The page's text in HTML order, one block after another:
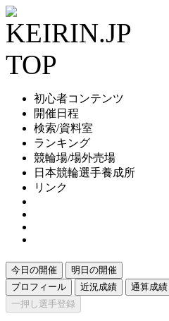
初心者コンテンツ
開催日程
検索/資料室
ランキング
競輪場/場外売場
日本競輪選手養成所
リンク
今日の開催
明日の開催
プロフィール
近況成績
通算成績
一押し選手登録